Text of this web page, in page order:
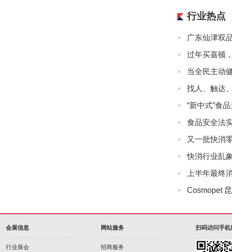
行业热点
·
·
·
·
· “新中式”食
· 食品安全法
· 又一批快消
·
· 上半年最终
·
会展信息
行业展会
网站服务
招商服务
扫码访问手机